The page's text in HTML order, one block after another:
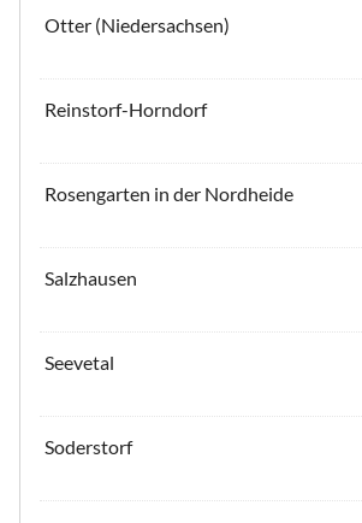
Otter (Niedersachsen)
Reinstorf-Horndorf
Rosengarten in der Nordheide
Salzhausen
Seevetal
Soderstorf